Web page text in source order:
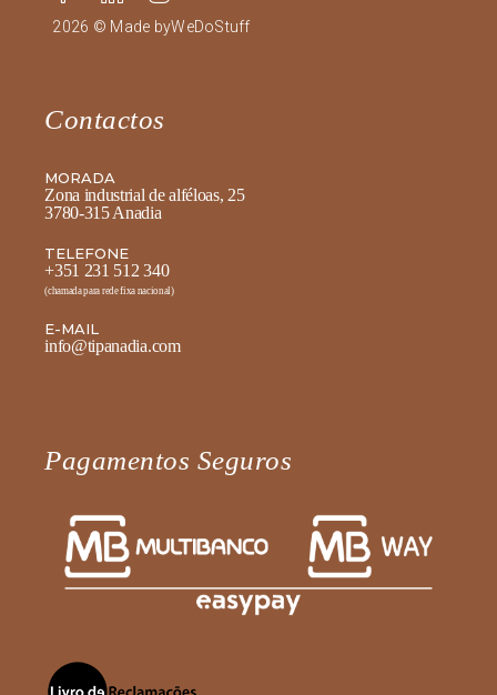
2026 © Made byWeDoStuff
Contactos
MORADA
Zona industrial de alféloas, 25
3780-315 Anadia
TELEFONE
+351 231 512 340
(chamada para rede fixa nacional)
E-MAIL
info@tipanadia.com
Pagamentos Seguros